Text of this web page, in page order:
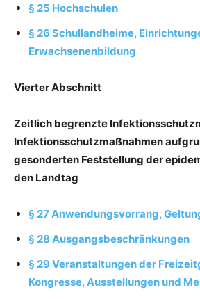
§ 25 Hochschulen
§ 26 Schullandheime,
Erwachsenenbildung
Vierter Abschnitt
Zeitlich begrenzte
Infektionsschutzmaßnahmen
gesonderten Feststellung der
den Landtag
§ 27 Anwendungsvorrang,
§ 28 Ausgangsbeschränkungen
§ 29 Veranstaltungen der
Kongresse, Ausstellungen und